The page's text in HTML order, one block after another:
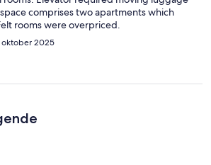
comprises two apartments which
rooms were overpriced.
2025